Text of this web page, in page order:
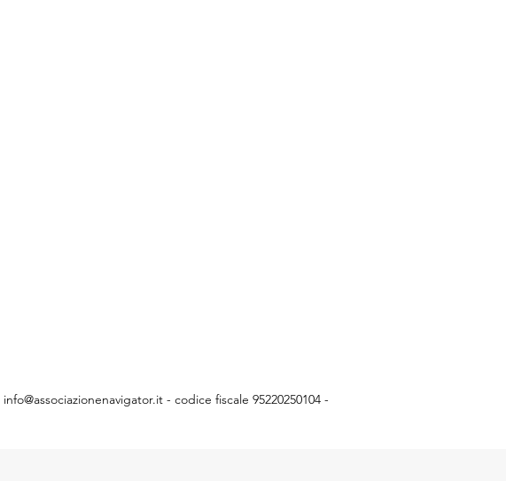
info@associazionenavigator.it - codice fiscale 95220250104 -